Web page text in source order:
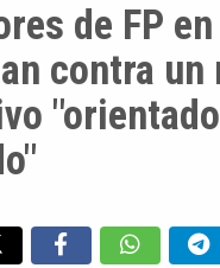
de FP
contra un
"orientado